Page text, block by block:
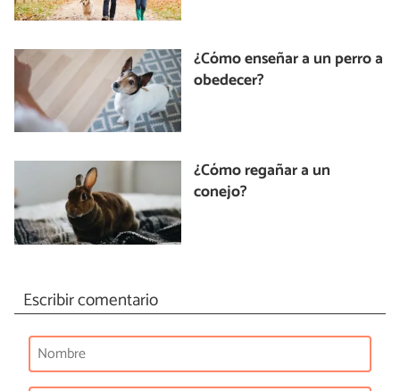
¿Cómo enseñar a un perro a
obedecer?
¿Cómo regañar a un
conejo?
Escribir comentario